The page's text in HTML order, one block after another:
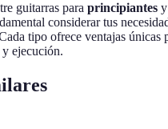
guitarras para principiantes y
considerar tus
tipo ofrece ventajas únicas
y ejecución.